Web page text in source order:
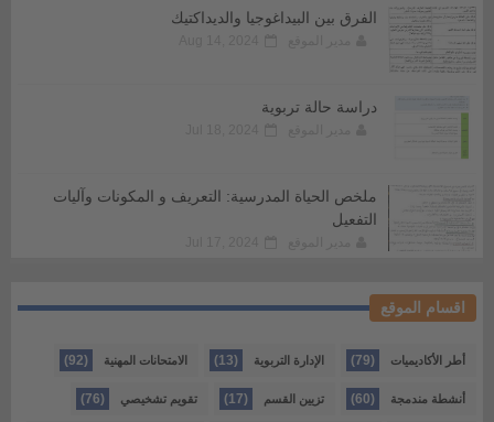
الفرق بين البيداغوجيا والديداكتيك
دراسة حالة تربوية
ملخص الحياة المدرسية: التعريف و المكونات وآليات
التفعيل
اقسام الموقع
أطر الأكاديميات (79) الإدارة التربوية (13) الامتحانات المهنية (92)
أنشطة مندمجة (60) تزيين القسم (17) تقويم تشخيصي (76)